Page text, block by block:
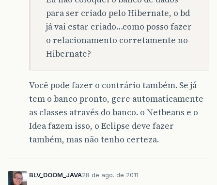
para ser criado pelo Hibernate, o bd
já vai estar criado…como posso fazer
o relacionamento corretamente no
Hibernate?
Você pode fazer o contrário também. Se já
tem o banco pronto, gere automaticamente
as classes através do banco. o Netbeans e o
Idea fazem isso, o Eclipse deve fazer
também, mas não tenho certeza.
BLV_DOOM_JAVA28 de ago. de 2011